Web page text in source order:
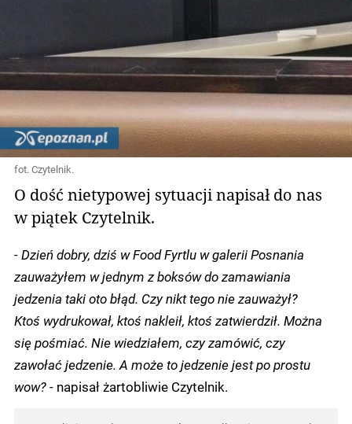
fot. Czytelnik.
O dość nietypowej sytuacji napisał do nas
w piątek Czytelnik.
-Dzień dobry, dziś w Food Fyrtlu w galerii Posnania
zauważyłem w jednym z boksów do zamawiania
jedzenia taki oto błąd. Czy nikt tego nie zauważył?
Ktoś wydrukował, ktoś nakleił, ktoś zatwierdził. Można
się pośmiać. Nie wiedziałem, czy zamówić, czy
zawołać jedzenie. A może to jedzenie jest po prostu
wow? - napisał żartobliwie Czytelnik.